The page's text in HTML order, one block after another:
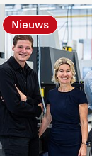
Campus
Eindhoven
Nieuws